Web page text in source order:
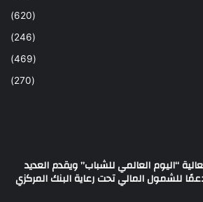
(620)
(246)
(469)
(270)
“اليوم العالمي للشباب” ويقدم العديد
للشمول المالي تحت رعاية البنك المركزي